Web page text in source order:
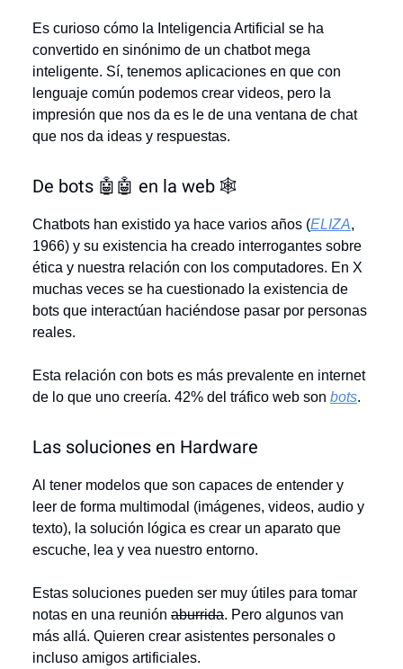
Es curioso cómo la Inteligencia Artificial se ha
convertido en sinónimo de un chatbot mega
inteligente. Sí, tenemos aplicaciones en que con
lenguaje común podemos crear videos, pero la
impresión que nos da es le de una ventana de chat
que nos da ideas y respuestas.
De bots 🤖🤖 en la web 🕸️
Chatbots han existido ya hace varios años (ELIZA,
1966) y su existencia ha creado interrogantes sobre
ética y nuestra relación con los computadores. En X
muchas veces se ha cuestionado la existencia de
bots que interactúan haciéndose pasar por personas
reales.
Esta relación con bots es más prevalente en internet
de lo que uno creería. 42% del tráfico web son bots.
Las soluciones en Hardware
Al tener modelos que son capaces de entender y
leer de forma multimodal (imágenes, videos, audio y
texto), la solución lógica es crear un aparato que
escuche, lea y vea nuestro entorno.
Estas soluciones pueden ser muy útiles para tomar
notas en una reunión aburrida. Pero algunos van
más allá. Quieren crear asistentes personales o
incluso amigos artificiales.